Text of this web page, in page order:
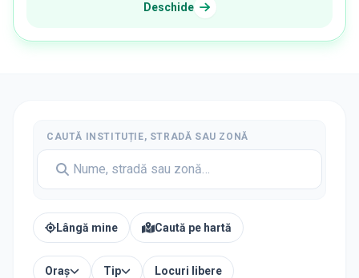
Deschide
CAUTĂ INSTITUȚIE, STRADĂ SAU ZONĂ
Lângă mine Caută pe hartă
Oraș Tip Locuri libere